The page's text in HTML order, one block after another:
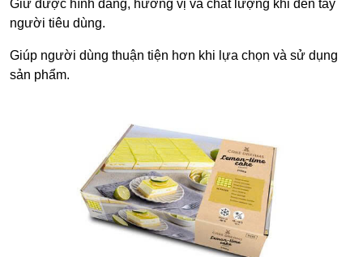
Giữ được hình dáng, hương vị và chất lượng khi đến tay
người tiêu dùng.
Giúp người dùng thuận tiện hơn khi lựa chọn và sử dụng
sản phẩm.